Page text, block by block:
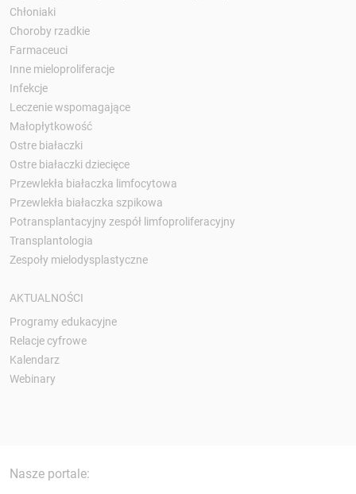
Chłoniaki
Choroby rzadkie
Farmaceuci
Inne mieloproliferacje
Infekcje
Leczenie wspomagające
Małopłytkowość
Ostre białaczki
Ostre białaczki dziecięce
Przewlekła białaczka limfocytowa
Przewlekła białaczka szpikowa
Potransplantacyjny zespół limfoproliferacyjny
Transplantologia
Zespoły mielodysplastyczne
AKTUALNOŚCI
Programy edukacyjne
Relacje cyfrowe
Kalendarz
Webinary
Nasze portale: